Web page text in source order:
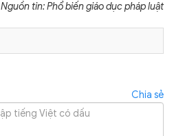
Nguồn tin: Phổ biến giáo dục pháp luật
Chia sẻ